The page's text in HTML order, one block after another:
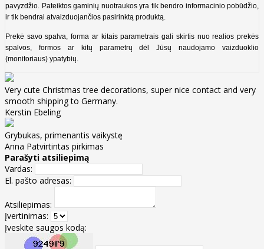
pavyzdžio. Pateiktos gaminių nuotraukos yra tik bendro informacinio pobūdžio,
ir tik bendrai atvaizduojančios pasirinktą produktą.
Prekė savo spalva, forma ar kitais parametrais gali skirtis nuo realios prekės
spalvos, formos ar kitų parametrų dėl Jūsų naudojamo vaizduoklio
(monitoriaus) ypatybių.
Very cute Christmas tree decorations, super nice contact and very
smooth shipping to Germany.
Kerstin Ebeling
Grybukas, primenantis vaikystę
Anna Patvirtintas pirkimas
Parašyti atsiliepimą
Vardas:
El. pašto adresas:
Atsiliepimas:
Įvertinimas:
Įveskite saugos kodą: